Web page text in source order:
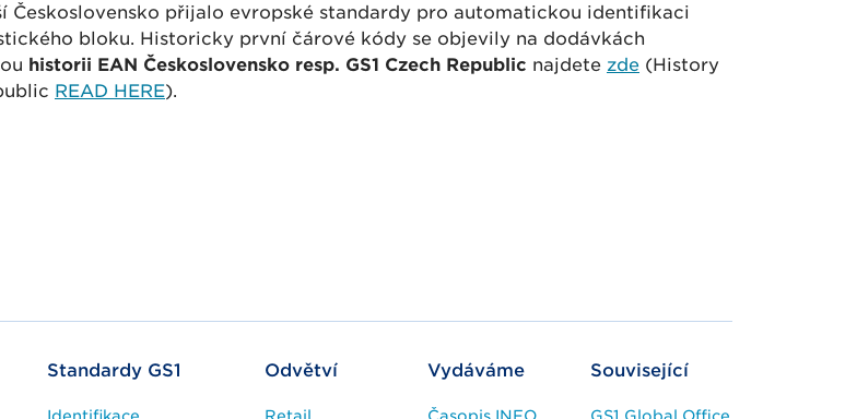
Československo přijalo evropské standardy pro automatickou identifikaci
bloku. Historicky první čárové kódy se objevily na dodávkách
historii EAN Československo resp. GS1 Czech Republic najdete zde (History
READ HERE).
zdravotnickém sektoru a bezpečnější, chytřejší a efektivnější
Standardy GS1
Identifikace
Odvětví
Retail
Vydáváme
Časopis INFO
Související
GS1 Global Office